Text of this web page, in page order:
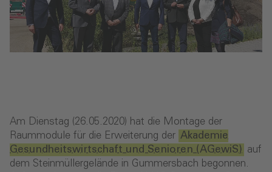
Am Dienstag (26.05.2020) hat die Montage der
Raummodule für die Erweiterung der Akademie
Gesundheitswirtschaft und Senioren (AGewiS) auf
dem Steinmüllergelände in Gummersbach begonnen.